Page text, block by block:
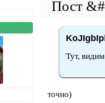
Тут,
точно)